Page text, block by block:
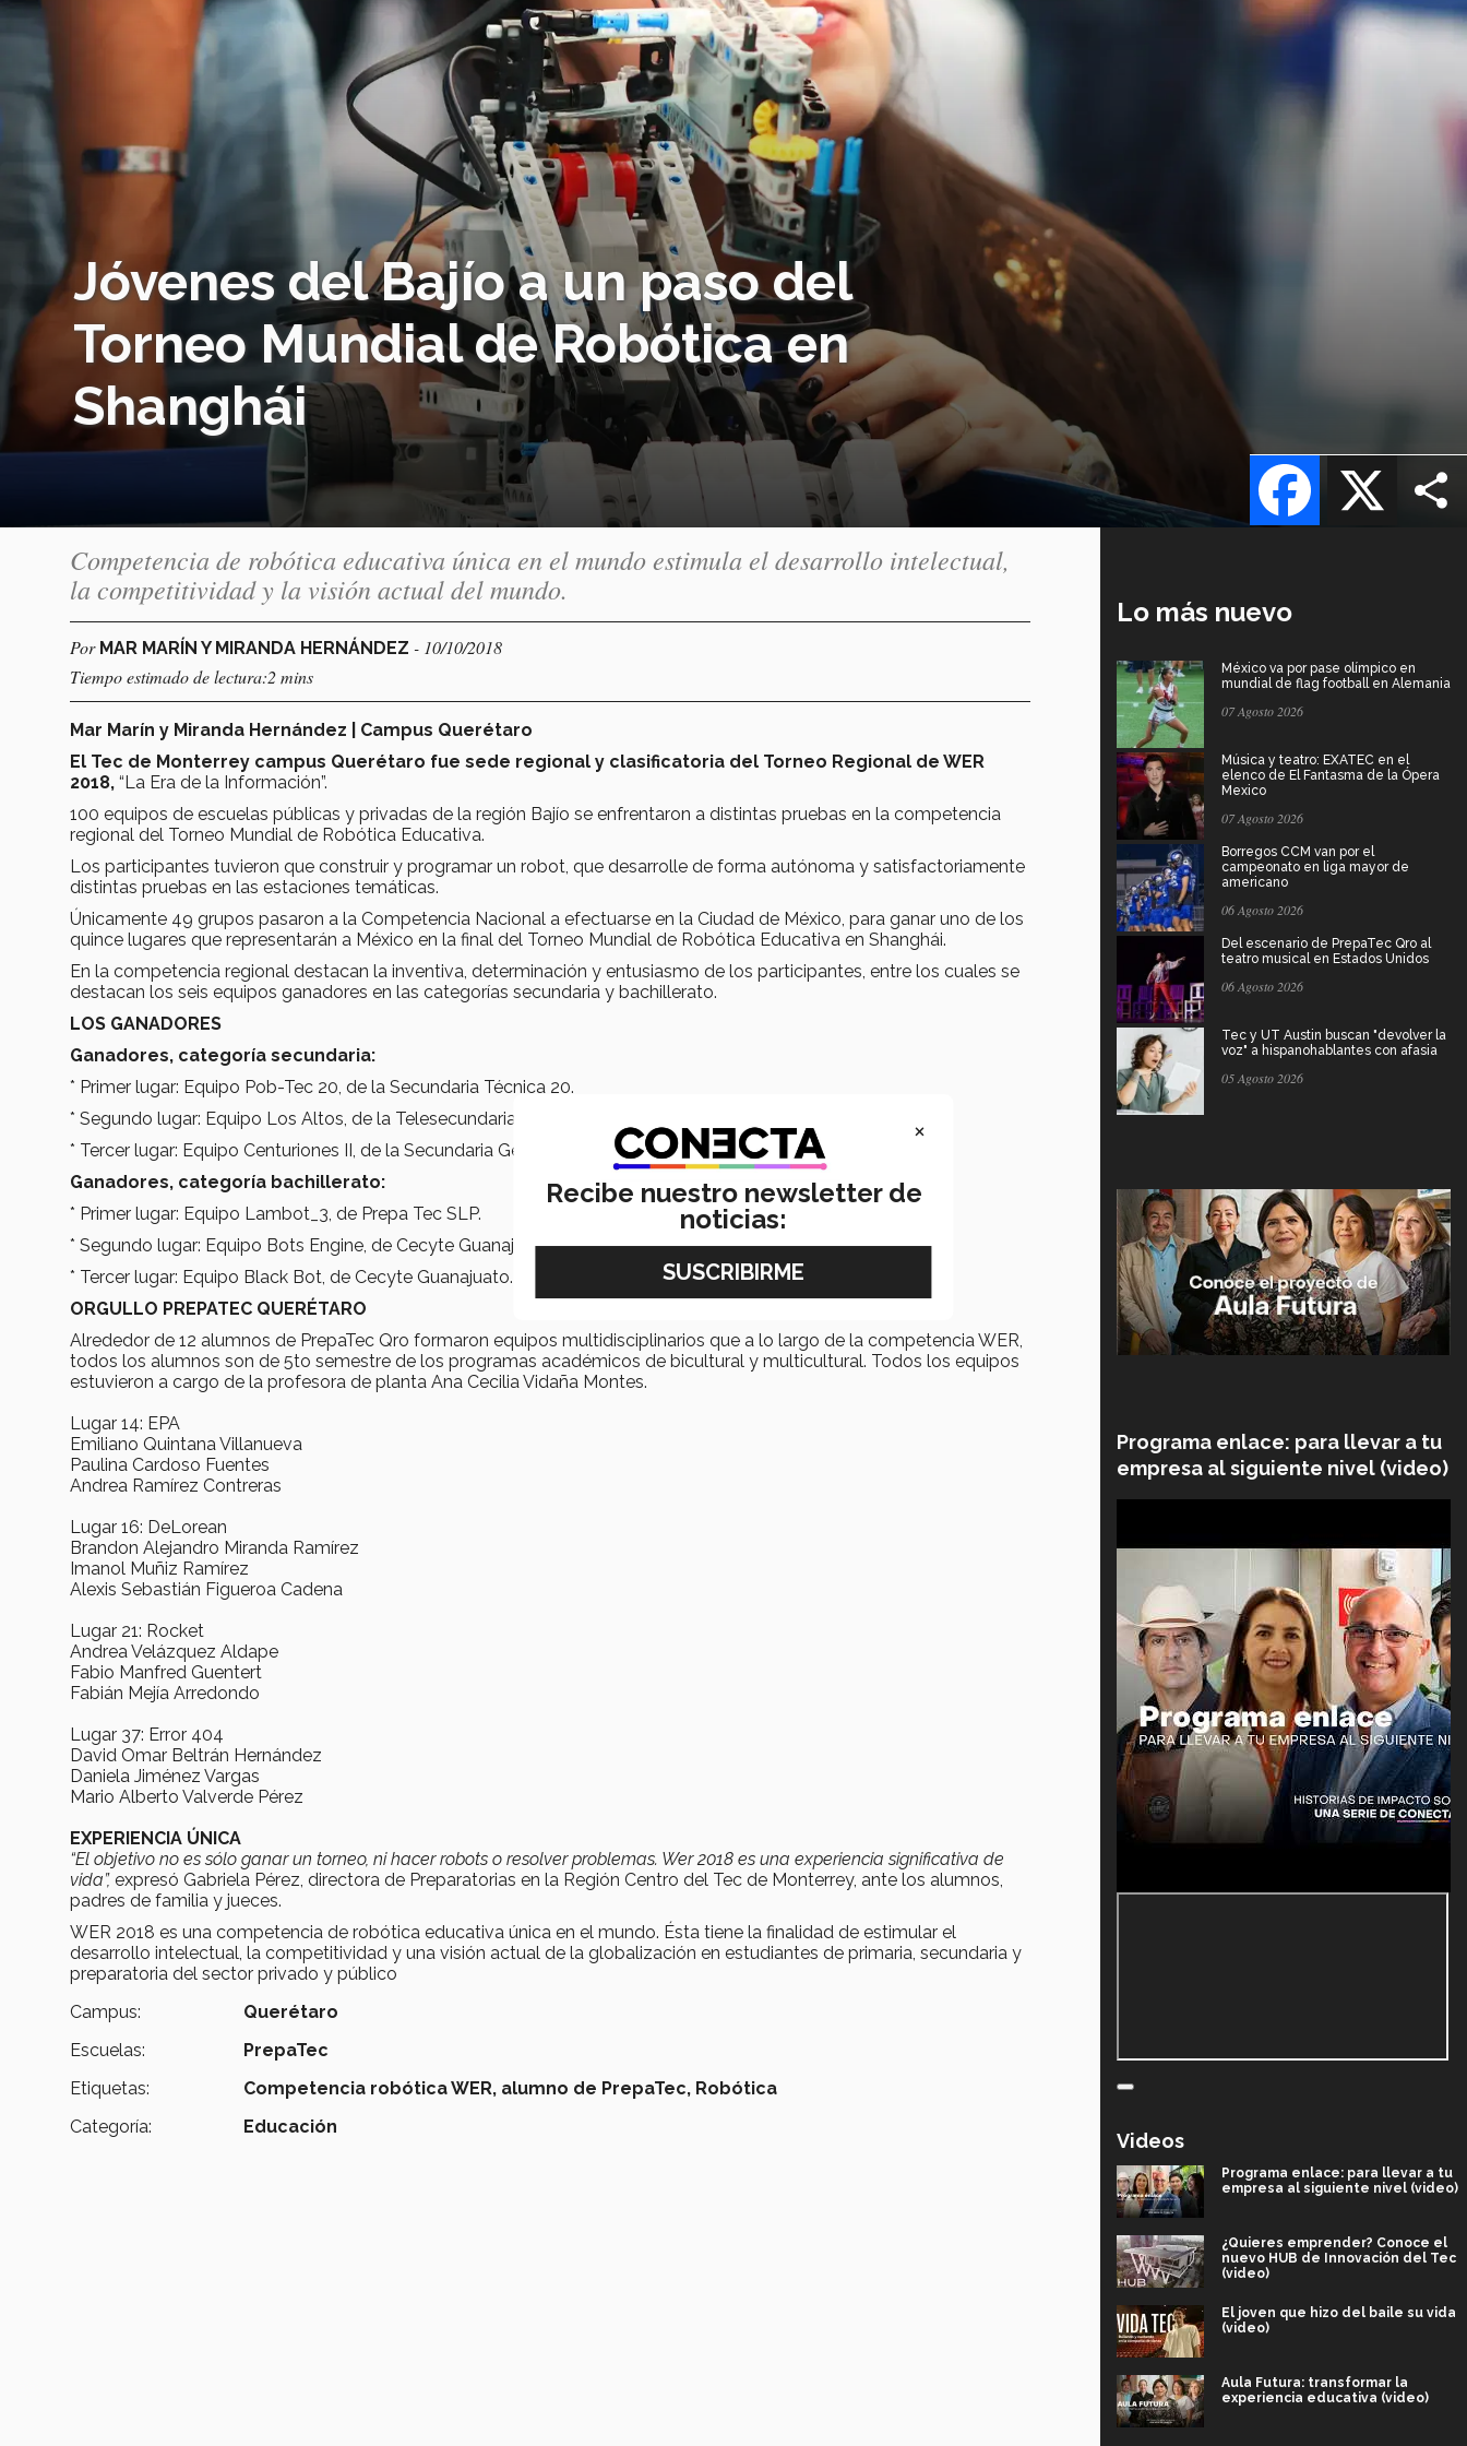
Jóvenes del Bajío a un paso del
Torneo Mundial de Robótica en
Shanghái
X
Facebook
Competencia de robótica educativa única en el mundo estimula el desarrollo intelectual,
la competitividad y la visión actual del mundo.
Por MAR MARÍN Y MIRANDA HERNÁNDEZ - 10/10/2018
Tiempo estimado de lectura:2 mins
Mar Marín y Miranda Hernández | Campus Querétaro
El Tec de Monterrey campus Querétaro fue sede regional y clasificatoria del Torneo Regional de WER
2018, “La Era de la Información”.
100 equipos de escuelas públicas y privadas de la región Bajío se enfrentaron a distintas pruebas en la competencia
regional del Torneo Mundial de Robótica Educativa.
Los participantes tuvieron que construir y programar un robot, que desarrolle de forma autónoma y satisfactoriamente
distintas pruebas en las estaciones temáticas.
Únicamente 49 grupos pasaron a la Competencia Nacional a efectuarse en la Ciudad de México, para ganar uno de los
quince lugares que representarán a México en la final del Torneo Mundial de Robótica Educativa en Shanghái.
En la competencia regional destacan la inventiva, determinación y entusiasmo de los participantes, entre los cuales se
destacan los seis equipos ganadores en las categorías secundaria y bachillerato.
LOS GANADORES
Ganadores, categoría secundaria:
* Primer lugar: Equipo Pob-Tec 20, de la Secundaria Técnica 20.
* Segundo lugar: Equipo Los Altos, de la Telesecundaria 1051.
* Tercer lugar: Equipo Centuriones II, de la Secundaria General #13 “Ehecátl”.
Ganadores, categoría bachillerato:
* Primer lugar: Equipo Lambot_3, de Prepa Tec SLP.
* Segundo lugar: Equipo Bots Engine, de Cecyte Guanajuato.
* Tercer lugar: Equipo Black Bot, de Cecyte Guanajuato.
ORGULLO PREPATEC QUERÉTARO
Alrededor de 12 alumnos de PrepaTec Qro formaron equipos multidisciplinarios que a lo largo de la competencia WER,
todos los alumnos son de 5to semestre de los programas académicos de bicultural y multicultural. Todos los equipos
estuvieron a cargo de la profesora de planta Ana Cecilia Vidaña Montes.
Lugar 14: EPA
Emiliano Quintana Villanueva
Paulina Cardoso Fuentes
Andrea Ramírez Contreras
Lugar 16: DeLorean
Brandon Alejandro Miranda Ramírez
Imanol Muñiz Ramírez
Alexis Sebastián Figueroa Cadena
Lugar 21: Rocket
Andrea Velázquez Aldape
Fabio Manfred Guentert
Fabián Mejía Arredondo
Lugar 37: Error 404
David Omar Beltrán Hernández
Daniela Jiménez Vargas
Mario Alberto Valverde Pérez
EXPERIENCIA ÚNICA
“El objetivo no es sólo ganar un torneo, ni hacer robots o resolver problemas. Wer 2018 es una experiencia significativa de
vida”, expresó Gabriela Pérez, directora de Preparatorias en la Región Centro del Tec de Monterrey, ante los alumnos,
padres de familia y jueces.
WER 2018 es una competencia de robótica educativa única en el mundo. Ésta tiene la finalidad de estimular el
desarrollo intelectual, la competitividad y una visión actual de la globalización en estudiantes de primaria, secundaria y
preparatoria del sector privado y público
Campus:
Querétaro
Escuelas:
PrepaTec
Etiquetas:
Competencia robótica WER, alumno de PrepaTec, Robótica
Categoría:
Educación
Lo más nuevo
México va por pase olímpico en
mundial de flag football en Alemania
07 Agosto 2026
Música y teatro: EXATEC en el
elenco de El Fantasma de la Ópera
Mexico
07 Agosto 2026
Borregos CCM van por el
campeonato en liga mayor de
americano
06 Agosto 2026
Del escenario de PrepaTec Qro al
teatro musical en Estados Unidos
06 Agosto 2026
Tec y UT Austin buscan "devolver la
voz" a hispanohablantes con afasia
05 Agosto 2026
Programa enlace: para llevar a tu
empresa al siguiente nivel (video)
Videos
Programa enlace: para llevar a tu
empresa al siguiente nivel (video)
¿Quieres emprender? Conoce el
nuevo HUB de Innovación del Tec
(video)
El joven que hizo del baile su vida
(video)
Aula Futura: transformar la
experiencia educativa (video)
×
Recibe nuestro newsletter de
noticias: